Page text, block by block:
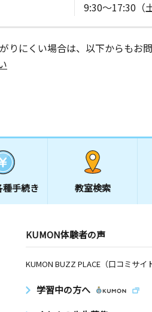
9:30～17:30（
りにくい場合は、以下からもお
種手続き 教室検索
KUMON体験者の声
KUMON BUZZ PLACE（口コミサイト
学習中の方へ